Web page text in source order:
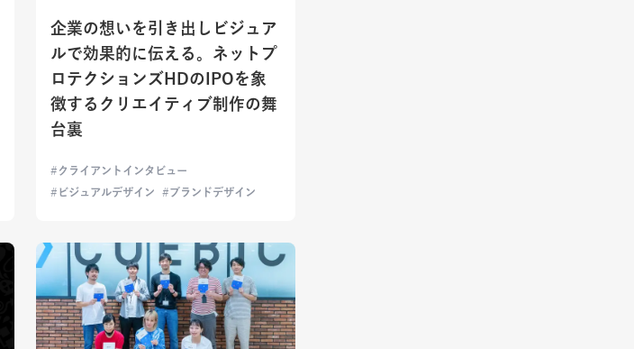
企業の想いを引き出しビジュア
ルで効果的に伝える。ネットプ
ロテクションズHDのIPOを象
徴するクリエイティブ制作の舞
台裏
クライアントインタビュー
ビジュアルデザイン
ブランドデザイン